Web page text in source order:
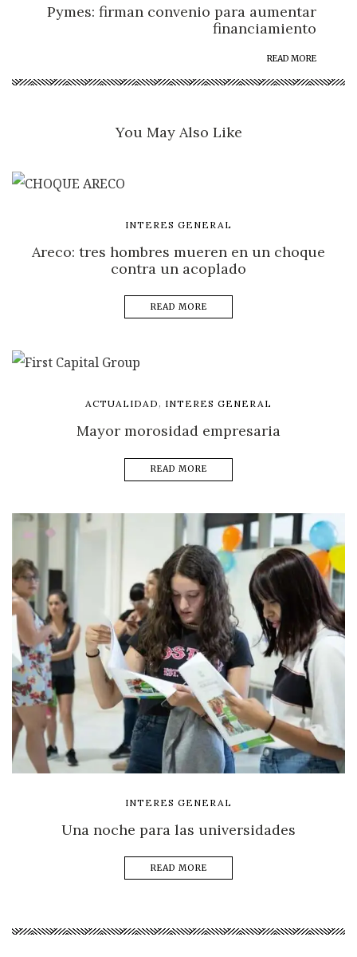
Pymes: firman convenio para aumentar
financiamiento
READ MORE
You May Also Like
INTERES GENERAL
Areco: tres hombres mueren en un choque
contra un acoplado
READ MORE
ACTUALIDAD , INTERES GENERAL
Mayor morosidad empresaria
READ MORE
INTERES GENERAL
Una noche para las universidades
READ MORE